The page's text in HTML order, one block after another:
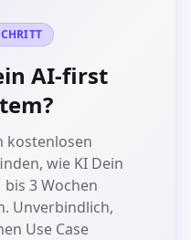
AI-first
kostenlosen
wie KI Dein
3 Wochen
Unverbindlich,
Use Case